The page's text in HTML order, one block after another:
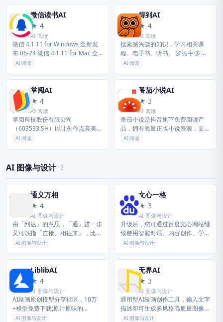
微
微信读书AI
★ 4
AI 阅读
微信 4.1.11 for Windows 全新发
布 06-24 微信 4.1.11 for Mac 全
新发布 06-24 微信输入法 3.5.0
AI 阅读
得
得到AI
★ 4
AI 阅读
搜索感兴趣的知识，学习相关课
程、电子书、听书。 罗振宇·罗辑
思维、薛兆丰·经济学、武志红·心
家学者的独家课程免费试读。 ...
AI 阅读
掌
掌阅AI
★ 4
AI 阅读
掌阅科技股份有限公司
（603533.SH）以让创作点亮美好
时光为使命，是国内领先的以数字
生产...
AI 阅读
番
番茄小说AI
★ 3
AI 阅读
番茄小说是抖音旗下免费阅读产
品，拥有海量正版小说资源，支持
听书畅读，提供书荒广场、优质书
AI 阅读
AI 图像与设计 7
通义万相
★ 4
AI 图像与设计
由「到达」的意思，「通」进一步
又可以指「连接、相往来」，比如
「通商、串通、沟通、互通有
交流，交流就是把信息由一方传给
另一方，...
AI 图像与设计
文
文心一格
★ 3
AI 图像与设计
升级后，您可通过百度文心网站继
续使用智能对话、内容创作、学习
办公、信息查询等功能，并体验最
将进一步优化网页端服务入口与使
用体...
AI 图像与设计
L
LiblibAI
★ 4
AI 图像与设计
AI绘画原创模型分享社区，10万
+模型免费下载;原汁原味的
webUI、comfyUI，在线AI绘图工
AI 图像与设计
无界AI
★ 3
AI 图像与设计
通用型AI绘画创作工具，输入文字
描述即可生成多风格高质量图像，
支持风格调整、局部修改、海报设
AI 图像与设计